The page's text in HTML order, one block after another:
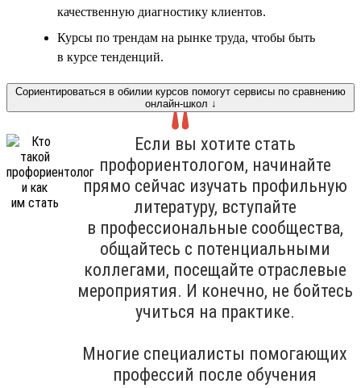
качественную диагностику клиентов.
Курсы по трендам на рынке труда, чтобы быть
в курсе тенденций.
Сориентироваться в обилии курсов помогут сервисы по сравнению
онлайн-школ ↓
Если вы хотите стать
профориентологом, начинайте
прямо сейчас изучать профильную
литературу, вступайте
в профессиональные сообщества,
общайтесь с потенциальными
коллегами, посещайте отраслевые
мероприятия. И конечно, не бойтесь
учиться на практике.
Многие специалисты помогающих
профессий после обучения